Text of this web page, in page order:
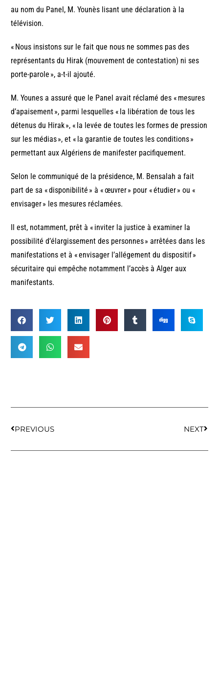
au nom du Panel, M. Younès lisant une déclaration à la
télévision.
« Nous insistons sur le fait que nous ne sommes pas des
représentants du Hirak (mouvement de contestation) ni ses
porte-parole », a-t-il ajouté.
M. Younes a assuré que le Panel avait réclamé des « mesures
d’apaisement », parmi lesquelles « la libération de tous les
détenus du Hirak », « la levée de toutes les formes de pression
sur les médias », et « la garantie de toutes les conditions »
permettant aux Algériens de manifester pacifiquement.
Selon le communiqué de la présidence, M. Bensalah a fait
part de sa « disponibilité » à « œuvrer » pour « étudier » ou «
envisager » les mesures réclamées.
Il est, notamment, prêt à « inviter la justice à examiner la
possibilité d’élargissement des personnes » arrêtées dans les
manifestations et à « envisager l’allégement du dispositif »
sécuritaire qui empêche notamment l’accès à Alger aux
manifestants.
PREVIOUS NEXT